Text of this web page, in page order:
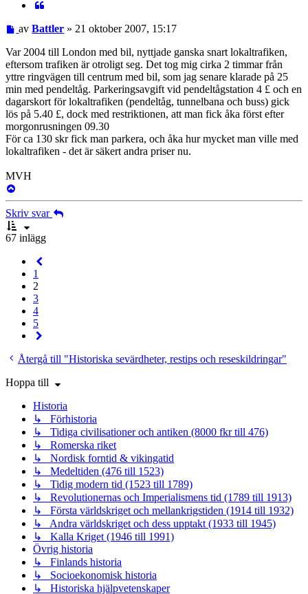
Inlägg
avBattler » 21 oktober 2007, 15:17
Var 2004 till London med bil, nyttjade ganska snart lokaltrafiken,
eftersom trafiken är otroligt seg. Det tog mig cirka 2 timmar från
yttre ringvägen till centrum med bil, som jag senare klarade på 25
min med pendeltåg. Parkeringsavgift vid pendeltågstation 4 £ och en
dagarskort för lokaltrafiken (pendeltåg, tunnelbana och buss) gick
lös på 5.40 £, dock med restriktionen, att man fick åka först efter
morgonrusningen 09.30
För ca 130 skr fick man parkera, och åka hur mycket man ville med
lokaltrafiken - det är säkert andra priser nu.
MVH
Skriv svar
67 inlägg
1
2
3
4
5
Återgå till "Historiska sevärdheter, restips och reseskildringar"
Hoppa till
Historia
↳ Förhistoria
↳ Tidiga civilisationer och antiken (8000 fkr till 476)
↳ Romerska riket
↳ Nordisk forntid & vikingatid
↳ Medeltiden (476 till 1523)
↳ Tidig modern tid (1523 till 1789)
↳ Revolutionernas och Imperialismens tid (1789 till 1913)
↳ Första världskriget och mellankrigstiden (1914 till 1932)
↳ Andra världskriget och dess upptakt (1933 till 1945)
↳ Kalla Kriget (1946 till 1991)
Övrig historia
↳ Finlands historia
↳ Socioekonomisk historia
↳ Historiska hjälpvetenskaper